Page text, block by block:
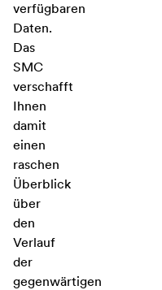
verfügbaren
Daten.
Das
SMC
verschafft
Ihnen
damit
einen
raschen
Überblick
über
den
Verlauf
der
gegenwärtigen